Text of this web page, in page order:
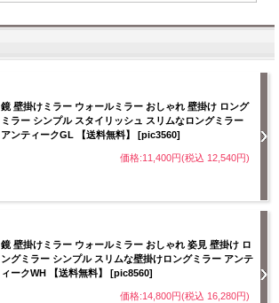
鏡 壁掛けミラー ウォールミラー おしゃれ 壁掛け ロング
ミラー シンプル スタイリッシュ スリムなロングミラー
アンティークGL 【送料無料】 [pic3560]
価格:11,400円(税込 12,540円)
鏡 壁掛けミラー ウォールミラー おしゃれ 姿見 壁掛け ロ
ングミラー シンプル スリムな壁掛けロングミラー アンテ
ィークWH 【送料無料】 [pic8560]
価格:14,800円(税込 16,280円)